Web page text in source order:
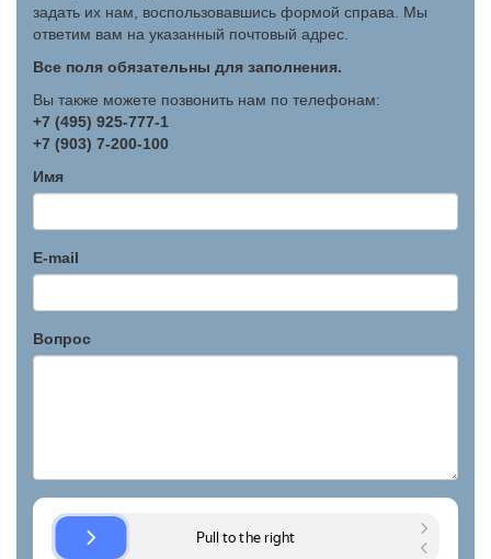
задать их нам, воспользовавшись формой справа. Мы
ответим вам на указанный почтовый адрес.
Все поля обязательны для заполнения.
Вы также можете позвонить нам по телефонам:
+7 (495) 925-777-1
+7 (903) 7-200-100
Имя
E-mail
Вопрос